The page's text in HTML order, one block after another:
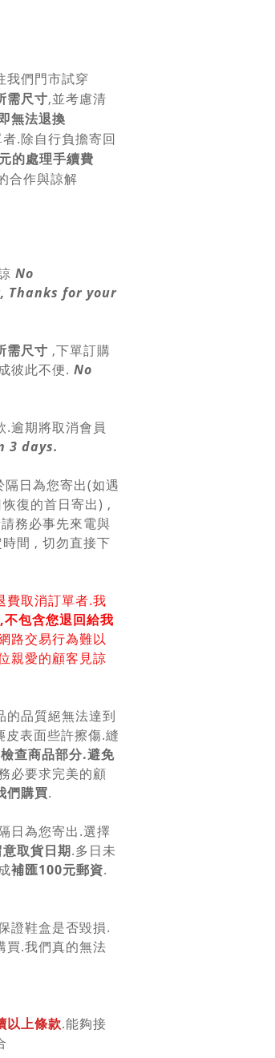
我們門市試穿
需尺寸,並考慮清
無法退換
.除自行負擔寄回
的處理手續費
合作與諒解
No
for your
需尺寸 ,下單訂購
彼此不便. No
.逾期將取消會員
3 days.
日為您寄出(如遇
復的首日寄出) ,
務必事先來電與
間 , 切勿直接下
費取消訂單者.我
包含您退回給我
路交易行為難以
親愛的顧客見諒
品質絕無法達到
表面些許擦傷.縫
查商品部分.避免
必要求完美的顧
們購買.
為您寄出.選擇
取貨日期.多日未
補匯100元郵資.
鞋盒是否毀損.
買.我們真的無法
以上條款.能夠接